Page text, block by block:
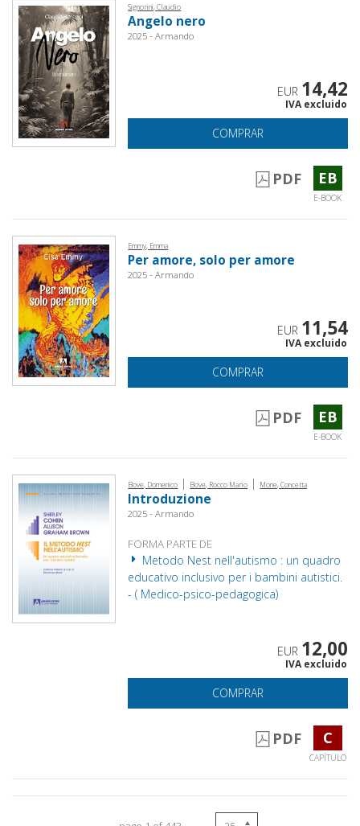
Signorini, Claudio
Angelo nero
2025 - Armando
EUR 14,42
IVA excluido
COMPRAR
PDF EB
E-BOOK
Emmy, Emma
Per amore, solo per amore
2025 - Armando
EUR 11,54
IVA excluido
COMPRAR
PDF EB
E-BOOK
Bove, Domenico | Bove, Rocco Mario | Mone, Concetta
Introduzione
2025 - Armando
FORMA PARTE DE
Metodo Nest nell'autismo : un quadro
educativo inclusivo per i bambini autistici.
- ( Medico-psico-pedagogica)
EUR 12,00
IVA excluido
COMPRAR
PDF C
CAPÍTULO